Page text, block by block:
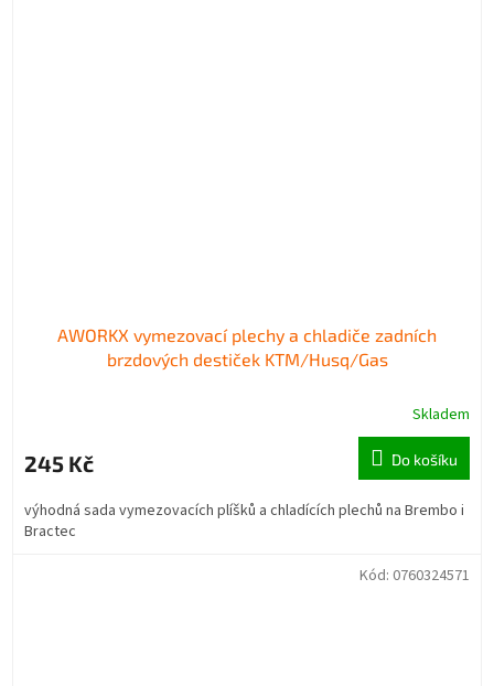
AWORKX vymezovací plechy a chladiče zadních
brzdových destiček KTM/Husq/Gas
Skladem
245 Kč Do košíku
výhodná sada vymezovacích plíšků a chladících plechů na Brembo i
Bractec
Kód: 0760324571